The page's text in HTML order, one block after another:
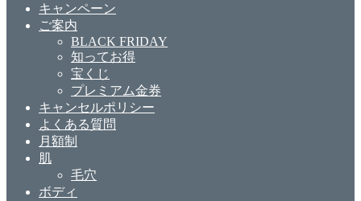
キャンペーン
ご案内
BLACK FRIDAY
知ってお得
宝くじ
プレミアム金券
キャンセルポリシー
よくある質問
月額制
肌
毛穴
ボディ